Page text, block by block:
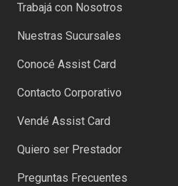
Trabajá con Nosotros
Nuestras Sucursales
Conocé Assist Card
Contacto Corporativo
Vendé Assist Card
Quiero ser Prestador
Preguntas Frecuentes